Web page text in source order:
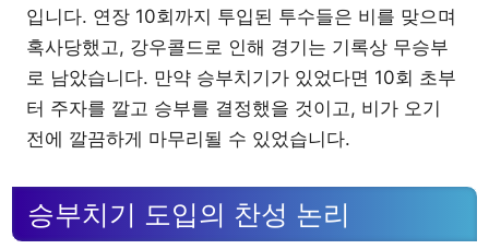
입니다. 연장 10회까지 투입된 투수들은 비를 맞으며
혹사당했고, 강우콜드로 인해 경기는 기록상 무승부
로 남았습니다. 만약 승부치기가 있었다면 10회 초부
터 주자를 깔고 승부를 결정했을 것이고, 비가 오기
전에 깔끔하게 마무리될 수 있었습니다.
승부치기 도입의 찬성 논리